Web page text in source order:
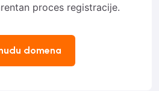
proces registracije.
domena